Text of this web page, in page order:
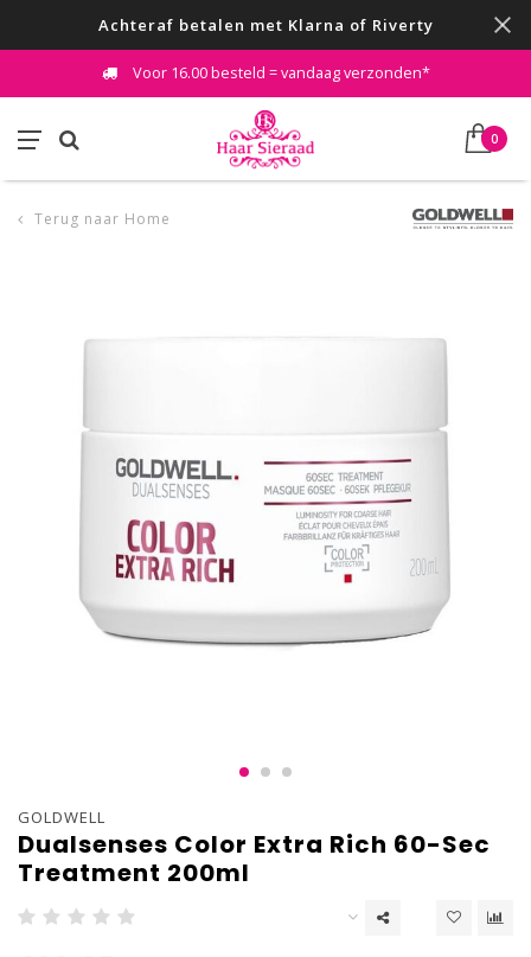
Achteraf betalen met Klarna of Riverty
Voor 16.00 besteld = vandaag verzonden*
0
Terug naar Home
GOLDWELL
Dualsenses Color Extra Rich 60-Sec
Treatment 200ml